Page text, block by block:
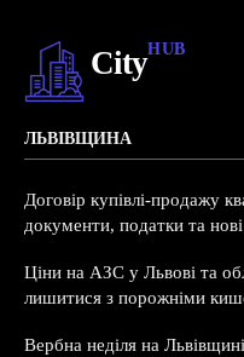
CityHUB
ЛЬВІВЩИНА
Договір купівлі-продажу
документи, податки та
Ціни на АЗС у Львові та
лишитися з порожніми
Вербна неділя на